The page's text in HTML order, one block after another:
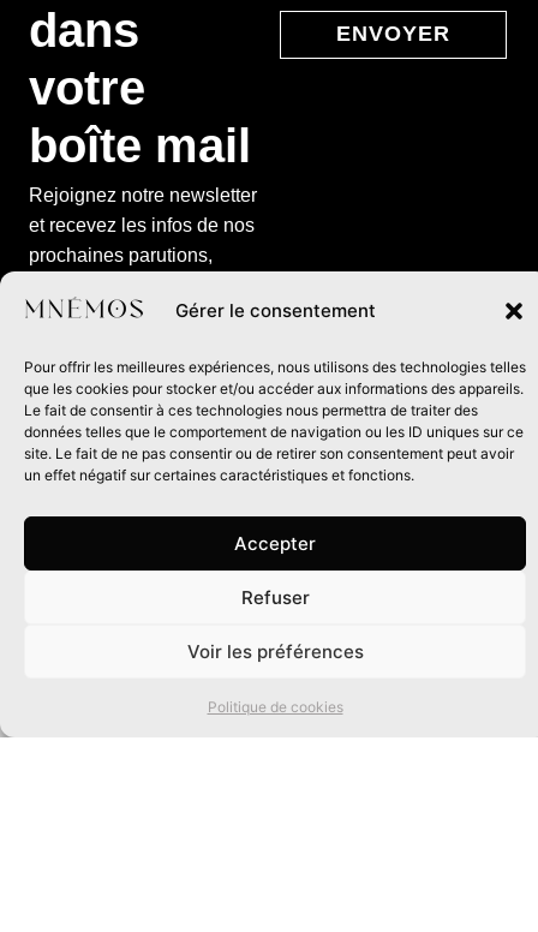
Gérer le consentement
Pour offrir les meilleures expériences, nous utilisons des technologies telles
que les cookies pour stocker et/ou accéder aux informations des appareils.
Le fait de consentir à ces technologies nous permettra de traiter des
données telles que le comportement de navigation ou les ID uniques sur ce
site. Le fait de ne pas consentir ou de retirer son consentement peut avoir
un effet négatif sur certaines caractéristiques et fonctions.
Accepter
Refuser
Voir les préférences
Politique de cookies
dans
votre
boîte mail
Rejoignez notre newsletter
et recevez les infos de nos
prochaines parutions,
exclusivités de la maison
ENVOYER
Éditeur d’imaginaires depuis 30 ans
2 rue Nicolas Chervin